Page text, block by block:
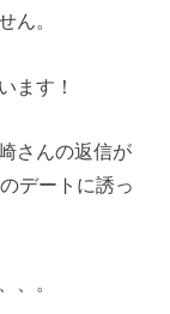
ん。
ます！
さんの返信が
デートに誘っ
、。